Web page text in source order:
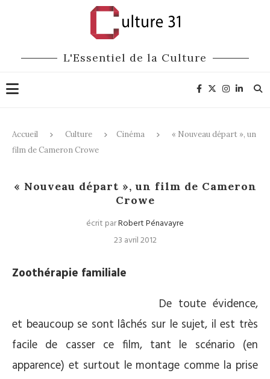
L'Essentiel de la Culture
Accueil Culture Cinéma
« Nouveau départ », un
film de Cameron Crowe
« Nouveau départ », un film de Cameron
Crowe
écrit parRobert Pénavayre
23 avril 2012
Zoothérapie familiale
De toute évidence,
et beaucoup se sont lâchés sur le sujet, il est très
facile de casser ce film, tant le scénario (en
apparence) et surtout le montage comme la prise